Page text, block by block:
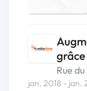
grâce
Rue
jan. 2018 - jan.